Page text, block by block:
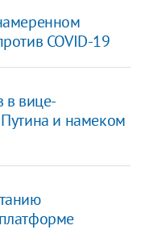
COVID-19
в вице-
и намеком